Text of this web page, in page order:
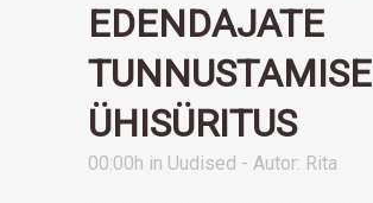
EDENDAJATE
TUNNUSTAMISE
ÜHISÜRITUS
00:00h in Uudised - Autor: Rita